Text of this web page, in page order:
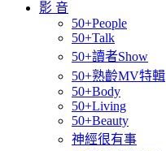
影 音
50+People
50+Talk
50+讀者Show
50+熟齡MV特輯
50+Body
50+Living
50+Beauty
神經很有事